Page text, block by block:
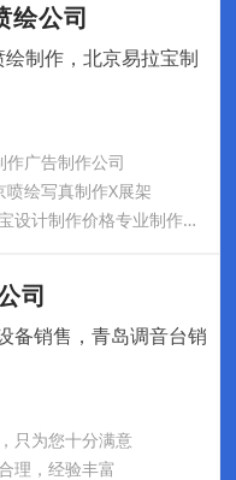
绘公司
制作，北京易拉宝制
广告制作公司
绘写真制作X展架
易拉宝北京易拉宝易拉宝制作易拉宝设计制作价格专业制作易拉宝
司
备销售，青岛调音台销
只为您十分满意
理，经验丰富